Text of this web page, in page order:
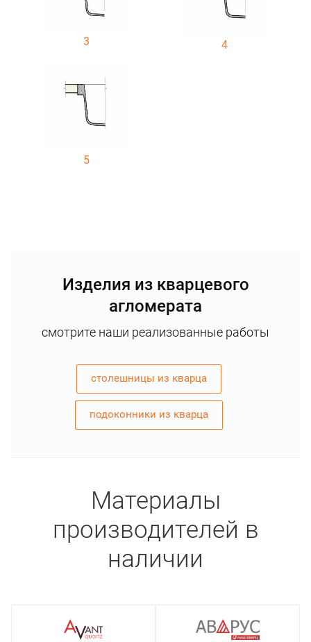
3 4
5
Изделия из кварцевого
агломерата
смотрите наши реализованные работы
столешницы из кварца
подоконники из кварца
Материалы
производителей в
наличии